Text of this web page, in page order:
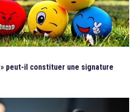
peut-il constituer une signature